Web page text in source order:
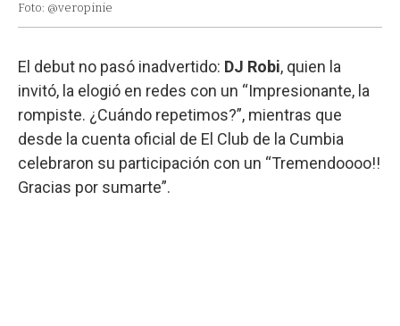
Foto: @veropinie
El debut no pasó inadvertido: DJ Robi, quien la
invitó, la elogió en redes con un “Impresionante, la
rompiste. ¿Cuándo repetimos?”, mientras que
desde la cuenta oficial de El Club de la Cumbia
celebraron su participación con un “Tremendoooo!!
Gracias por sumarte”.